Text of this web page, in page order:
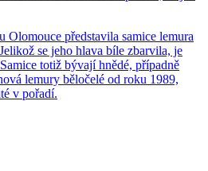
představila samice lemura
se jeho hlava bíle zbarvila, je
totiž bývají hnědé, případně
lemury běločelé od roku 1989,
v pořadí.